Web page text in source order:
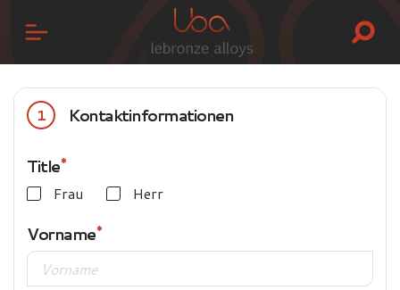
1 Kontaktinformationen
Title
Frau Herr
Vorname